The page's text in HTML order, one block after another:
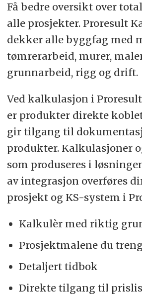
Få bedre oversikt over
alle prosjekter. Proresult
dekker alle byggfag med
tømrerarbeid, murer,
grunnarbeid, rigg og drift.
Ved kalkulasjon i
er produkter direkte
gir tilgang til
produkter. Kalkulasjoner
som produseres i
av integrasjon overføres
prosjekt og KS-system i
Kalkulèr med riktig
Prosjektmalene du
Detaljert tidbok
Direkte tilgang til